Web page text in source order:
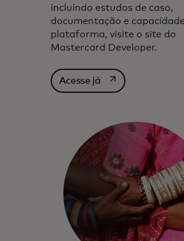
incluindo estudos de caso,
documentação e
plataforma, visite o site do
Mastercard Developer.
Acesse jáabre em uma nova